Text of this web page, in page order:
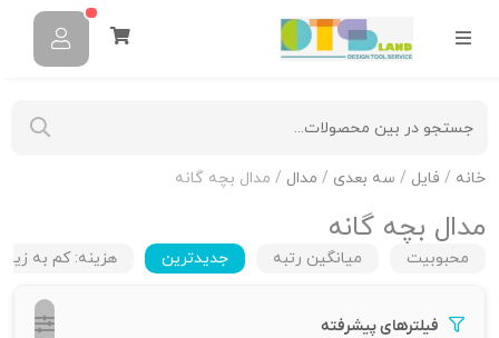
خانه / فایل / سه بعدی / مدال / مدال بچه گانه
مدال بچه گانه
محبوبیت میانگین رتبه جدیدترین هزینه: کم به زیاد
فیلترهای پیشرفته